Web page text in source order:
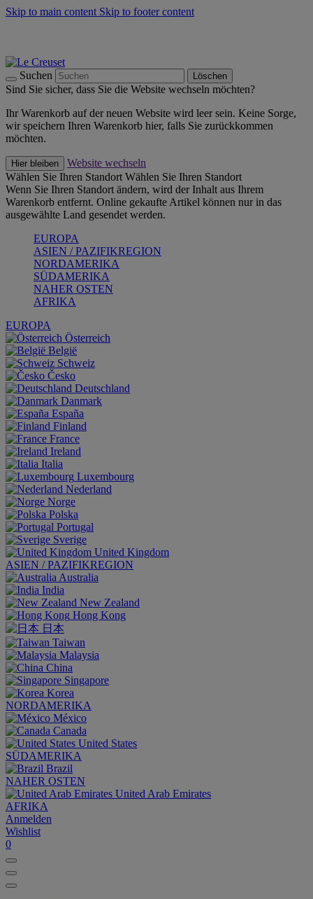
Skip to main content Skip to footer content
Suchen Löschen
Sind Sie sicher, dass Sie die Website wechseln möchten?
Ihr Warenkorb auf der neuen Website wird leer sein. Keine Sorge,
wir speichern Ihren Warenkorb hier, falls Sie zurückkommen
möchten.
Hier bleiben
Website wechseln
Wählen Sie Ihren Standort Wählen Sie Ihren Standort
Wenn Sie Ihren Standort ändern, wird der Inhalt aus Ihrem
Warenkorb entfernt. Online gekaufte Artikel können nur in das
ausgewählte Land gesendet werden.
EUROPA
ASIEN / PAZIFIKREGION
NORDAMERIKA
SÜDAMERIKA
NAHER OSTEN
AFRIKA
EUROPA
Österreich
België
Schweiz
Česko
Deutschland
Danmark
España
Finland
France
Ireland
Italia
Luxembourg
Nederland
Norge
Polska
Portugal
Sverige
United Kingdom
ASIEN / PAZIFIKREGION
Australia
India
New Zealand
Hong Kong
日本
Taiwan
Malaysia
China
Singapore
Korea
NORDAMERIKA
México
Canada
United States
SÜDAMERIKA
Brazil
NAHER OSTEN
United Arab Emirates
AFRIKA
Anmelden
Wishlist
0